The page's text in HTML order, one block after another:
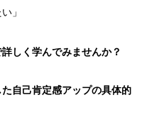
」
詳しく学んでみませんか？
自己肯定感アップの具体的